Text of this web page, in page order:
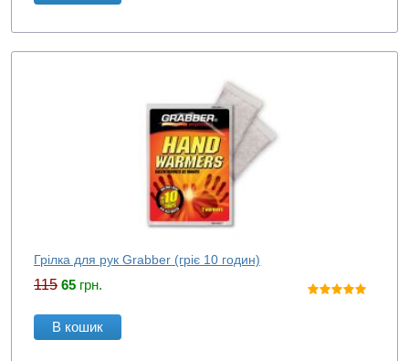
Грілка для рук Grabber (гріє 10 годин)
115 65 грн.
В кошик